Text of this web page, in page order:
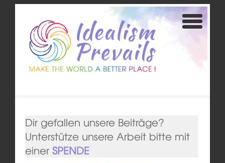
Dir gefallen unsere Beiträge?
Unterstütze unsere Arbeit bitte mit
einer SPENDE